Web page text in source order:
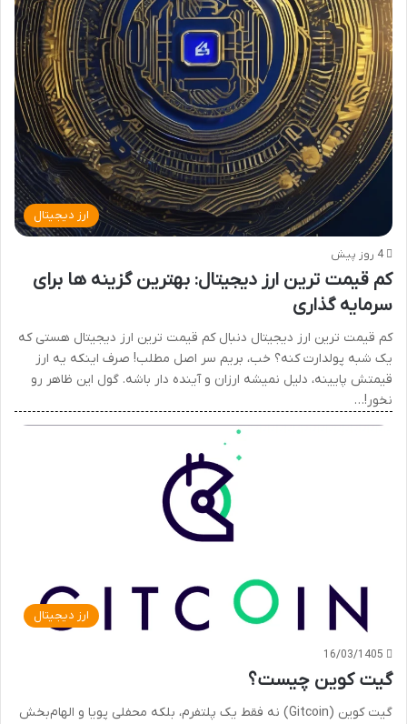
ارز دیجیتال
4 روز پیش
کم قیمت ترین ارز دیجیتال: بهترین گزینه ها برای
سرمایه گذاری
کم قیمت ترین ارز دیجیتال دنبال کم قیمت ترین ارز دیجیتال هستی که
یک شبه پولدارت کنه؟ خب، بریم سر اصل مطلب! صرف اینکه یه ارز
قیمتش پایینه، دلیل نمیشه ارزان و آینده دار باشه. گول این ظاهر رو
نخور!…
ارز دیجیتال
16/03/1405
گیت کوین چیست؟
گیت کوین (Gitcoin) نه فقط یک پلتفرم، بلکه محفلی پویا و الهام‌بخش